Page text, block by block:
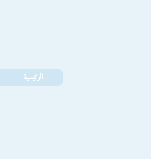
الرئيسية